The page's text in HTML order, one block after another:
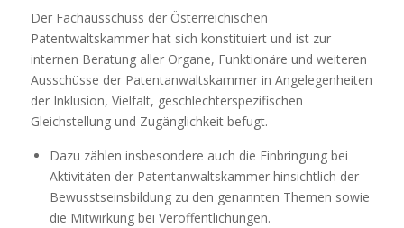
Der Fachausschuss der Österreichischen
Patentwaltskammer hat sich konstituiert und ist zur
internen Beratung aller Organe, Funktionäre und weiteren
Ausschüsse der Patentanwaltskammer in Angelegenheiten
der Inklusion, Vielfalt, geschlechterspezifischen
Gleichstellung und Zugänglichkeit befugt.
Dazu zählen insbesondere auch die Einbringung bei
Aktivitäten der Patentanwaltskammer hinsichtlich der
Bewusstseinsbildung zu den genannten Themen sowie
die Mitwirkung bei Veröffentlichungen.